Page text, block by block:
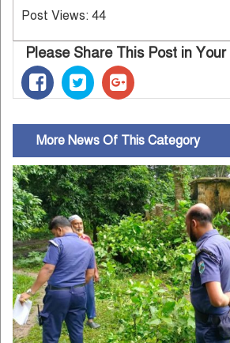
Post Views: 44
Please Share This Post in
More News Of This Category